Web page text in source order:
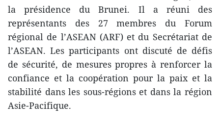
la présidence du Brunei. Il a réuni des
représentants des 27 membres du Forum
régional de l’ASEAN (ARF) et du Secrétariat de
l’ASEAN. Les participants ont discuté de défis
de sécurité, de mesures propres à renforcer la
confiance et la coopération pour la paix et la
stabilité dans les sous-régions et dans la région
Asie-Pacifique.